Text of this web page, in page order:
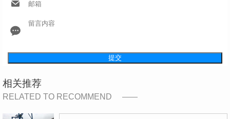
提交
相关推荐
RELATED TO RECOMMEND